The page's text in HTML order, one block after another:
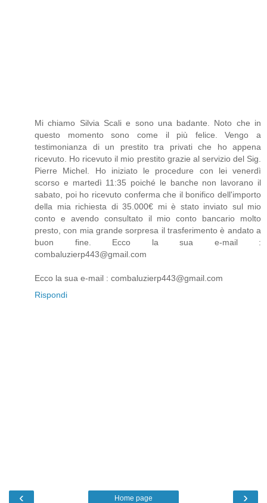
Mi chiamo Silvia Scali e sono una badante. Noto che in
questo momento sono come il più felice. Vengo a
testimonianza di un prestito tra privati che ho appena
ricevuto. Ho ricevuto il mio prestito grazie al servizio del Sig.
Pierre Michel. Ho iniziato le procedure con lei venerdì
scorso e martedì 11:35 poiché le banche non lavorano il
sabato, poi ho ricevuto conferma che il bonifico dell'importo
della mia richiesta di 35.000€ mi è stato inviato sul mio
conto e avendo consultato il mio conto bancario molto
presto, con mia grande sorpresa il trasferimento è andato a
buon fine. Ecco la sua e-mail :
combaluzierp443@gmail.com
Ecco la sua e-mail : combaluzierp443@gmail.com
Rispondi
‹ ›
Home page